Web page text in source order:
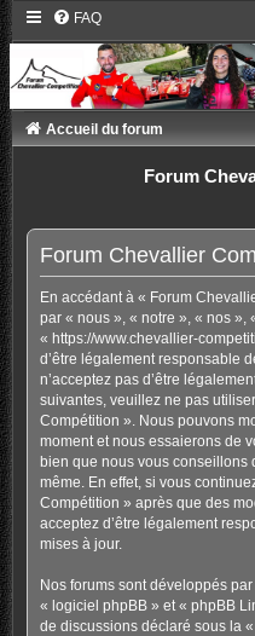
FAQ
Accueil du forum
Forum
Forum Chevallier
En accédant à « Forum
par « nous », « notre », « nos
« https://www.chevallier-
d’être légalement responsable
n’acceptez pas d’être
suivantes, veuillez ne pas
Compétition ». Nous pouvons
moment et nous essaierons de
bien que nous vous conseillons
même. En effet, si vous
Compétition » après que des
acceptez d’être légalement
mises à jour.
Nos forums sont développés
« logiciel phpBB » et « phpBB
de discussions déclaré sous la «